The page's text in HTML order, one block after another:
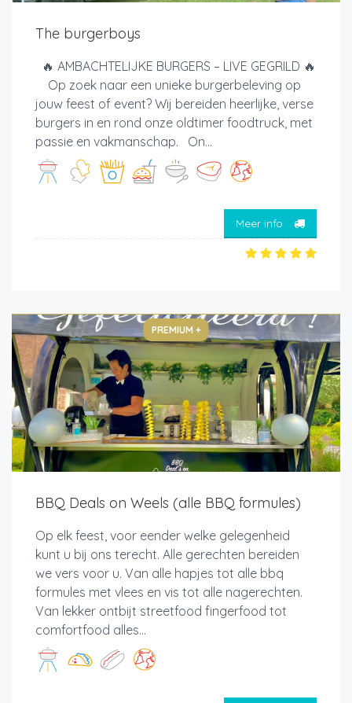
The burgerboys
🔥 AMBACHTELIJKE BURGERS – LIVE GEGRILD 🔥
Op zoek naar een unieke burgerbeleving op
jouw feest of event? Wij bereiden heerlijke, verse
burgers in en rond onze oldtimer foodtruck, met
passie en vakmanschap. On...
Meer info
PREMIUM +
BBQ Deals on Weels (alle BBQ formules)
Op elk feest, voor eender welke gelegenheid
kunt u bij ons terecht. Alle gerechten bereiden
we vers voor u. Van alle hapjes tot alle bbq
formules met vlees en vis tot alle nagerechten.
Van lekker ontbijt streetfood fingerfood tot
comfortfood alles...